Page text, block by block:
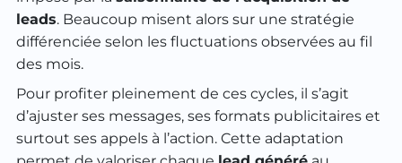
leads. Beaucoup misent alors sur une stratégie
différenciée selon les fluctuations observées au fil
des mois.
Pour profiter pleinement de ces cycles, il s’agit
d’ajuster ses messages, ses formats publicitaires et
surtout ses appels à l’action. Cette adaptation